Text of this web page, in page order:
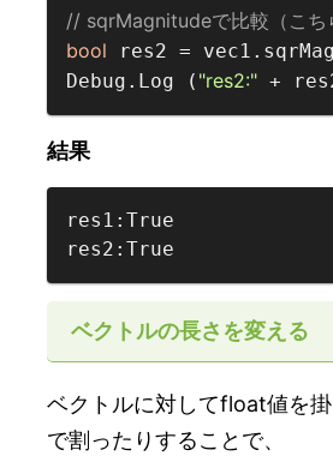
// sqrMagnitudeで比較（こち
bool res2 =
Debug.Log ( "res2:"
結果
res1:True
res2:True
ベクトルの長さを変える
ベクトルに対してfloat値を
で割ったりすることで、